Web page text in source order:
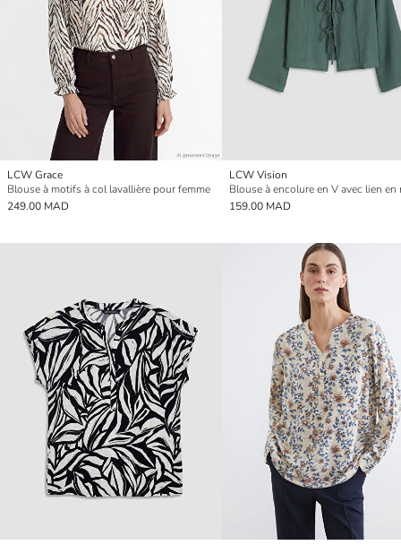
LCW Grace
Blouse à motifs à col lavallière pour femme
249.00 MAD
LCW Vision
159.00 MAD